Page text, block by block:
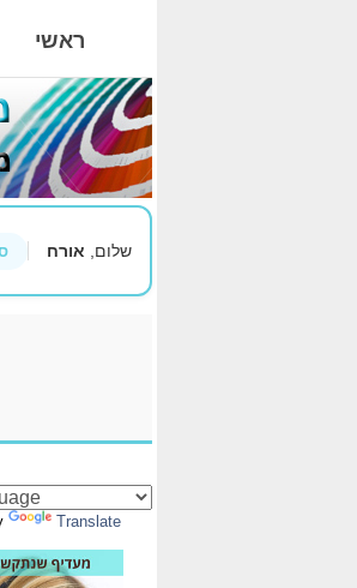
ראשי
שלום, אורח
Translate